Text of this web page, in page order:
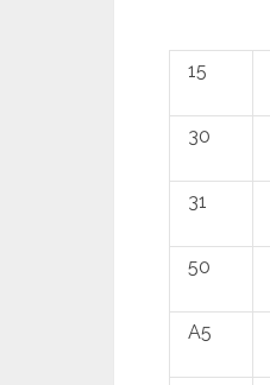
15
30
31
50
A5